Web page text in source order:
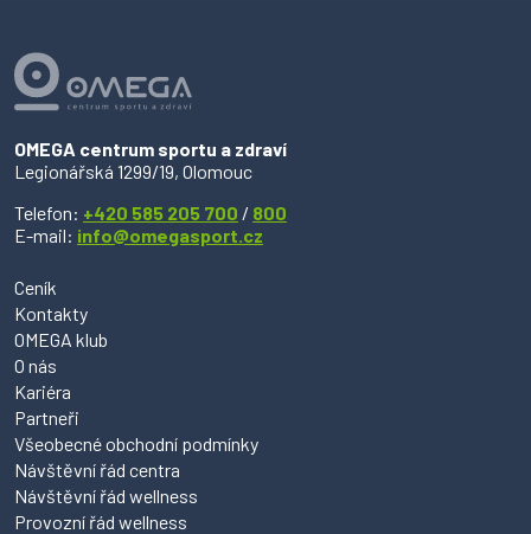
OMEGA centrum sportu a zdraví
Legionářská 1299/19, Olomouc
Telefon: +420 585 205 700 / 800
E-mail: info@omegasport.cz
Ceník
Kontakty
OMEGA klub
O nás
Kariéra
Partneři
Všeobecné obchodní podmínky
Návštěvní řád centra
Návštěvní řád wellness
Provozní řád wellness